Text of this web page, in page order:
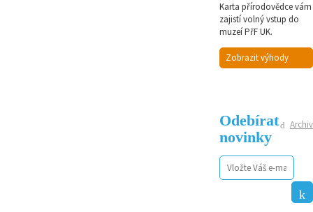
Karta přírodovědce vám
zajistí volný vstup do
muzeí PřF UK.
Zobrazit výhody
Archiv
Odebírat
novinky